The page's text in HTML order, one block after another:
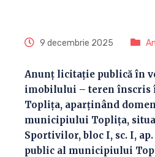
9 decembrie 2025
Anunț licitație publică în
imobilului – teren înscris
Toplița, aparținând
municipiului Toplița,
Sportivilor, bloc I, sc. I,
public al municipiului